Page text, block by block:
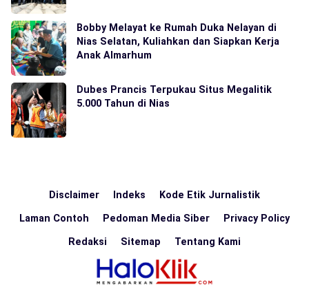
Bobby Melayat ke Rumah Duka Nelayan di
Nias Selatan, Kuliahkan dan Siapkan Kerja
Anak Almarhum
Dubes Prancis Terpukau Situs Megalitik
5.000 Tahun di Nias
Disclaimer Indeks Kode Etik Jurnalistik
Laman Contoh Pedoman Media Siber Privacy Policy
Redaksi Sitemap Tentang Kami